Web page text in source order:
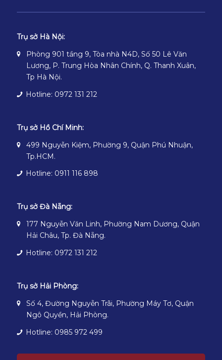
Trụ sở Hà Nội:
Phòng 901 tầng 9, Tòa nhà N4D, Số 50 Lê Văn
Lương, P. Trung Hòa Nhân Chính, Q. Thanh Xuân,
Tp Hà Nội.
Hotline: 0972 131 212
Trụ sở Hồ Chí Minh:
499 Nguyễn Kiệm, Phường 9, Quận Phú Nhuận,
Tp.HCM.
Hotline: 0911 116 898
Trụ sở Đà Nẵng:
177 Nguyễn Văn Linh, Phường Nam Dương, Quận
Hải Châu, Tp. Đà Nẵng.
Hotline: 0972 131 212
Trụ sở Hải Phòng:
Số 4, Đường Nguyễn Trãi, Phường Máy Tơ, Quận
Ngô Quyền, Hải Phòng.
Hotline: 0985 972 499